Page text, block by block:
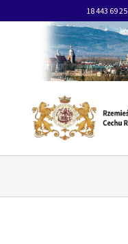
18 443 69 25